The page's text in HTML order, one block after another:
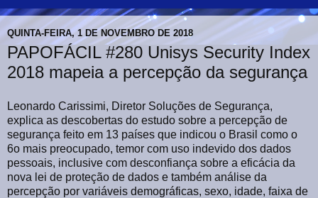
QUINTA-FEIRA, 1 DE NOVEMBRO DE 2018
PAPOFÁCIL #280 Unisys Security Index
2018 mapeia a percepção da segurança
Leonardo Carissimi, Diretor Soluções de Segurança,
explica as descobertas do estudo sobre a percepção de
segurança feito em 13 países que indicou o Brasil como o
6o mais preocupado, temor com uso indevido dos dados
pessoais, inclusive com desconfiança sobre a eficácia da
nova lei de proteção de dados e também análise da
percepção por variáveis demográficas, sexo, idade, faixa de